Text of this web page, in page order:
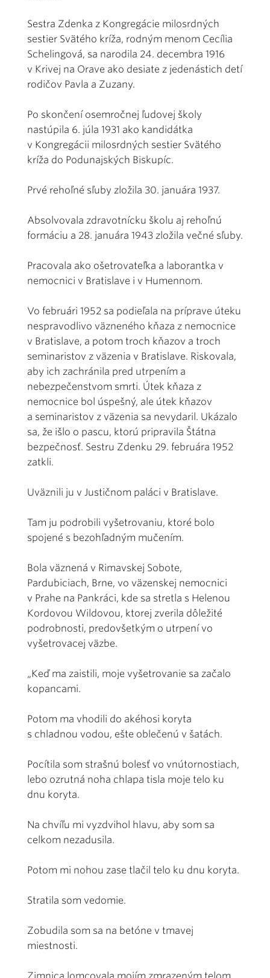
Sestra Zdenka z Kongregácie milosrdných
sestier Svätého kríža, rodným menom Cecília
Schelingová, sa narodila 24. decembra 1916
v Krivej na Orave ako desiate z jedenástich detí
rodičov Pavla a Zuzany.
Po skončení osemročnej ľudovej školy
nastúpila 6. júla 1931 ako kandidátka
v Kongregácii milosrdných sestier Svätého
kríža do Podunajských Biskupíc.
Prvé rehoľné sľuby zložila 30. januára 1937.
Absolvovala zdravotnícku školu aj rehoľnú
formáciu a 28. januára 1943 zložila večné sľuby.
Pracovala ako ošetrovateľka a laborantka v
nemocnici v Bratislave i v Humennom.
Vo februári 1952 sa podieľala na príprave úteku
nespravodlivo väzneného kňaza z nemocnice
v Bratislave, a potom troch kňazov a troch
seminaristov z väzenia v Bratislave. Riskovala,
aby ich zachránila pred utrpením a
nebezpečenstvom smrti. Útek kňaza z
nemocnice bol úspešný, ale útek kňazov
a seminaristov z väzenia sa nevydaril. Ukázalo
sa, že išlo o pascu, ktorú pripravila Štátna
bezpečnosť. Sestru Zdenku 29. februára 1952
zatkli.
Uväznili ju v Justičnom paláci v Bratislave.
Tam ju podrobili vyšetrovaniu, ktoré bolo
spojené s bezohľadným mučením.
Bola väznená v Rimavskej Sobote,
Pardubiciach, Brne, vo väzenskej nemocnici
v Prahe na Pankráci, kde sa stretla s Helenou
Kordovou Wildovou, ktorej zverila dôležité
podrobnosti, predovšetkým o utrpení vo
vyšetrovacej väzbe.
„Keď ma zaistili, moje vyšetrovanie sa začalo
kopancami.
Potom ma vhodili do akéhosi koryta
s chladnou vodou, ešte oblečenú v šatách.
Pocítila som strašnú bolesť vo vnútornostiach,
lebo ozrutná noha chlapa tisla moje telo ku
dnu koryta.
Na chvíľu mi vyzdvihol hlavu, aby som sa
celkom nezadusila.
Potom mi nohou zase tlačil telo ku dnu koryta.
Stratila som vedomie.
Zobudila som sa na betóne v tmavej
miestnosti.